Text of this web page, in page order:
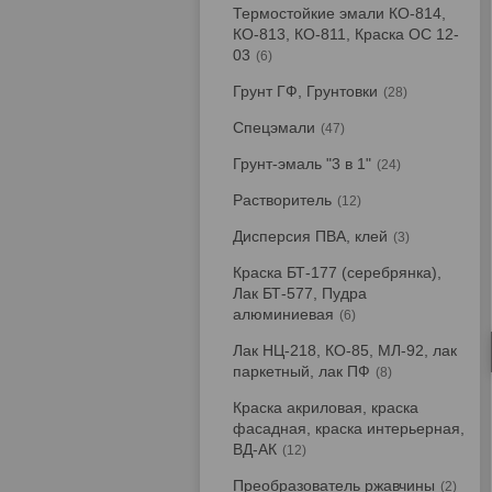
Термостойкие эмали КО-814,
КО-813, КО-811, Краска ОС 12-
03
6
Грунт ГФ, Грунтовки 28
Спецэмали 47
Грунт-эмаль "3 в 1" 24
Растворитель 12
Дисперсия ПВА, клей 3
Краска БТ-177 (серебрянка),
Лак БТ-577, Пудра
алюминиевая
6
Лак НЦ-218, КО-85, МЛ-92, лак
паркетный, лак ПФ
8
Краска акриловая, краска
фасадная, краска интерьерная,
ВД-АК
12
Преобразователь ржавчины 2